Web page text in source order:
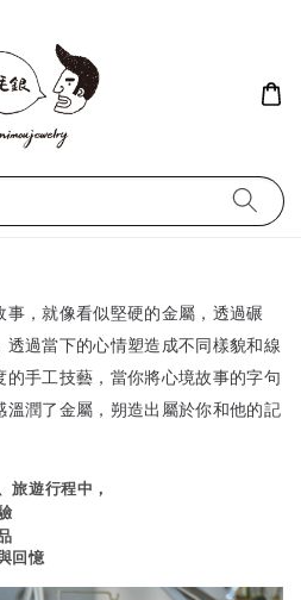
，就像看似堅硬的金屬，透過碾
過當下的心情塑造成不同樣貌和線
手工技藝，當你將心境故事的字句
潤了金屬，朔造出屬於你和他的記
旅遊行程中，
回憶